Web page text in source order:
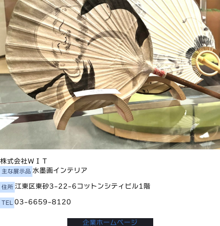
株式会社ＷＩＴ
主な展示品 水墨画インテリア
住所 江東区東砂3-22-6コットンシティビル1階
TEL 03-6659-8120
企業ホームページ